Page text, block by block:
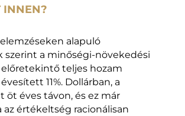
INNEN?
alapuló
szerint a minőségi-növekedési
teljes hozam
11%. Dollárban, a
öt éves távon, és ez már
az értékeltség racionálisan